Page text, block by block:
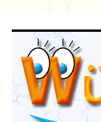
springen